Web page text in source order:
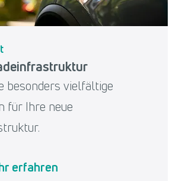
besonders vielfältige
für Ihre neue
erfahren